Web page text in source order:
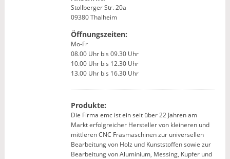
Stollberger Str. 20a
09380 Thalheim
Öffnungszeiten:
Mo-Fr
08.00 Uhr bis 09.30 Uhr
10.00 Uhr bis 12.30 Uhr
13.00 Uhr bis 16.30 Uhr
Produkte:
Die Firma emc ist ein seit über 22 Jahren am
Markt erfolgreicher Hersteller von kleineren und
mittleren CNC Fräsmaschinen zur universellen
Bearbeitung von Holz und Kunststoffen sowie zur
Bearbeitung von Aluminium, Messing, Kupfer und